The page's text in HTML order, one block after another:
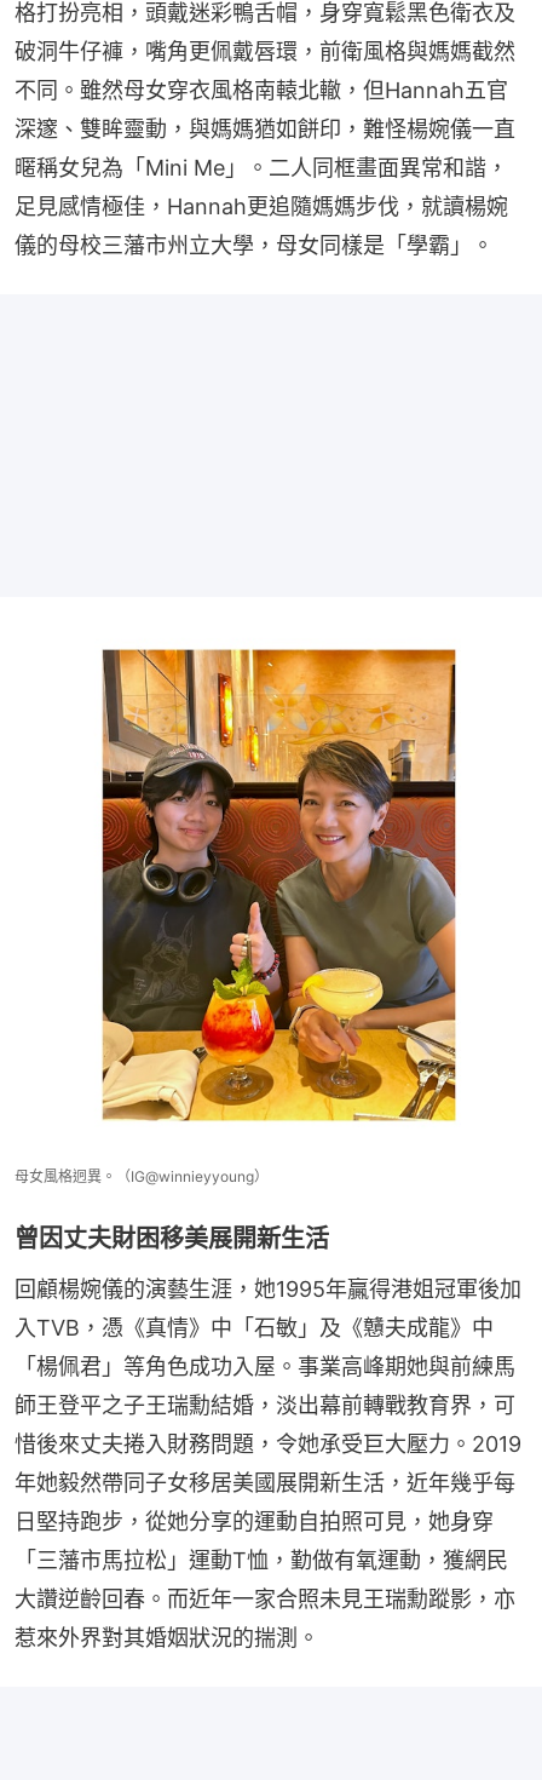
格打扮亮相，頭戴迷彩鴨舌帽，身穿寬鬆黑色衛衣及
破洞牛仔褲，嘴角更佩戴唇環，前衛風格與媽媽截然
不同。雖然母女穿衣風格南轅北轍，但Hannah五官
深邃、雙眸靈動，與媽媽猶如餅印，難怪楊婉儀一直
暱稱女兒為「Mini Me」。二人同框畫面異常和諧，
足見感情極佳，Hannah更追隨媽媽步伐，就讀楊婉
儀的母校三藩市州立大學，母女同樣是「學霸」。
母女風格迥異。（IG@winnieyyoung）
曾因丈夫財困移美展開新生活
回顧楊婉儀的演藝生涯，她1995年贏得港姐冠軍後加
入TVB，憑《真情》中「石敏」及《戇夫成龍》中
「楊佩君」等角色成功入屋。事業高峰期她與前練馬
師王登平之子王瑞勳結婚，淡出幕前轉戰教育界，可
惜後來丈夫捲入財務問題，令她承受巨大壓力。2019
年她毅然帶同子女移居美國展開新生活，近年幾乎每
日堅持跑步，從她分享的運動自拍照可見，她身穿
「三藩市馬拉松」運動T恤，勤做有氧運動，獲網民
大讚逆齡回春。而近年一家合照未見王瑞勳蹤影，亦
惹來外界對其婚姻狀況的揣測。